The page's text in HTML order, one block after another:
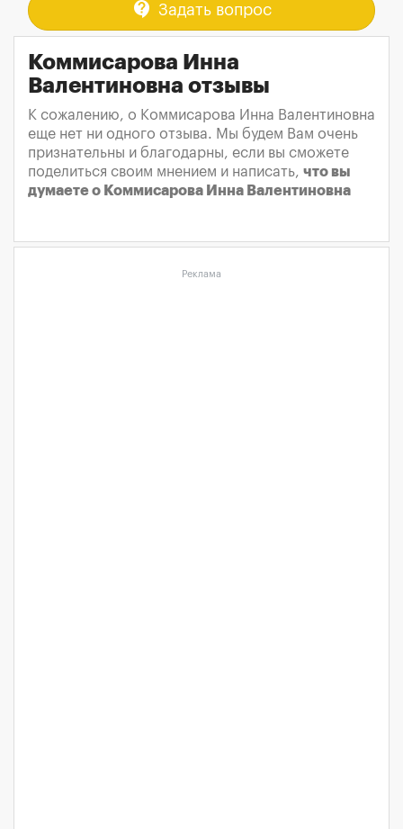
contact_support Задать вопрос
Коммисарова Инна
Валентиновна отзывы
К сожалению, о Коммисарова Инна Валентиновна
еще нет ни одного отзыва. Мы будем Вам очень
признательны и благодарны, если вы сможете
поделиться своим мнением и написать, что вы
думаете о Коммисарова Инна Валентиновна
Реклама